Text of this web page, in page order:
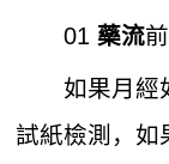
01 藥流
如果月經
試紙檢測，如